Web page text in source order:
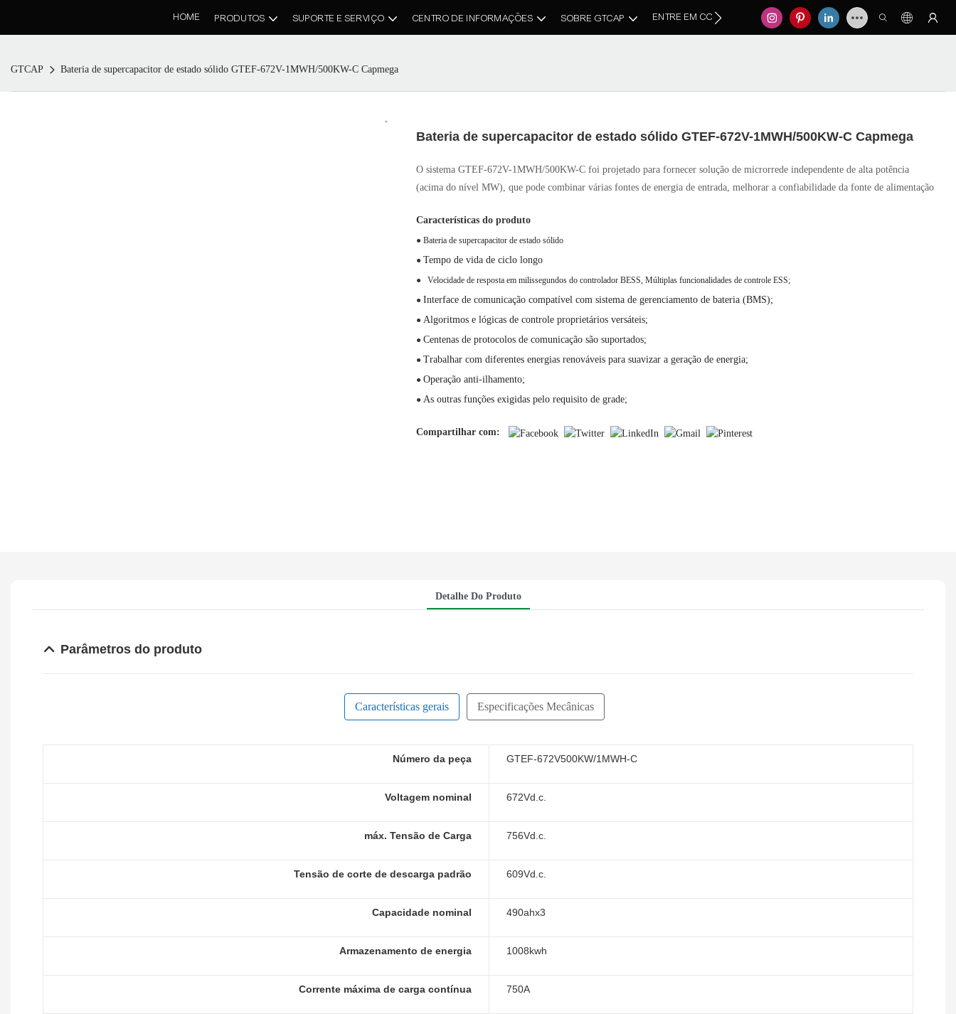
HOME PRODUTOS SUPORTE E SERVIÇO CENTRO DE INFORMAÇÕES SOBRE GTCAP ENTRE EM CONTATO CONOSCO
GTCAP Bateria de supercapacitor de estado sólido GTEF-672V-1MWH/500KW-C Capmega
Bateria de supercapacitor de estado sólido GTEF-672V-1MWH/500KW-C Capmega
O sistema GTEF-672V-1MWH/500KW-C foi projetado para fornecer solução de microrrede independente de alta potência
(acima do nível MW), que pode combinar várias fontes de energia de entrada, melhorar a confiabilidade da fonte de alimentação
Características do produto
● Bateria de supercapacitor de estado sólido
● Tempo de vida de ciclo longo
●
Velocidade de resposta em milissegundos do controlador BESS, Múltiplas funcionalidades de controle ESS;
● Interface de comunicação compatível com sistema de gerenciamento de bateria (BMS);
● Algoritmos e lógicas de controle proprietários versáteis;
● Centenas de protocolos de comunicação são suportados;
● Trabalhar com diferentes energias renováveis ​​para suavizar a geração de energia;
● Operação anti-ilhamento;
● As outras funções exigidas pelo requisito de grade;
Compartilhar com:
Detalhe Do Produto
Parâmetros do produto
Características gerais Especificações Mecânicas
Número da peça GTEF-672V500KW/1MWH-C
Voltagem nominal 672Vd.c.
máx. Tensão de Carga 756Vd.c.
Tensão de corte de descarga padrão 609Vd.c.
Capacidade nominal 490ahx3
Armazenamento de energia 1008kwh
Corrente máxima de carga contínua 750A